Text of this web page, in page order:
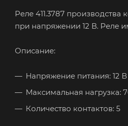
Реле 411.3787
при напряжении 12 В. Реле
Описание:
Напряжение питания: 12 В
Максимальная нагрузка:
Количество контактов: 5